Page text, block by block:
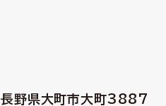
長野県大町市大町3887